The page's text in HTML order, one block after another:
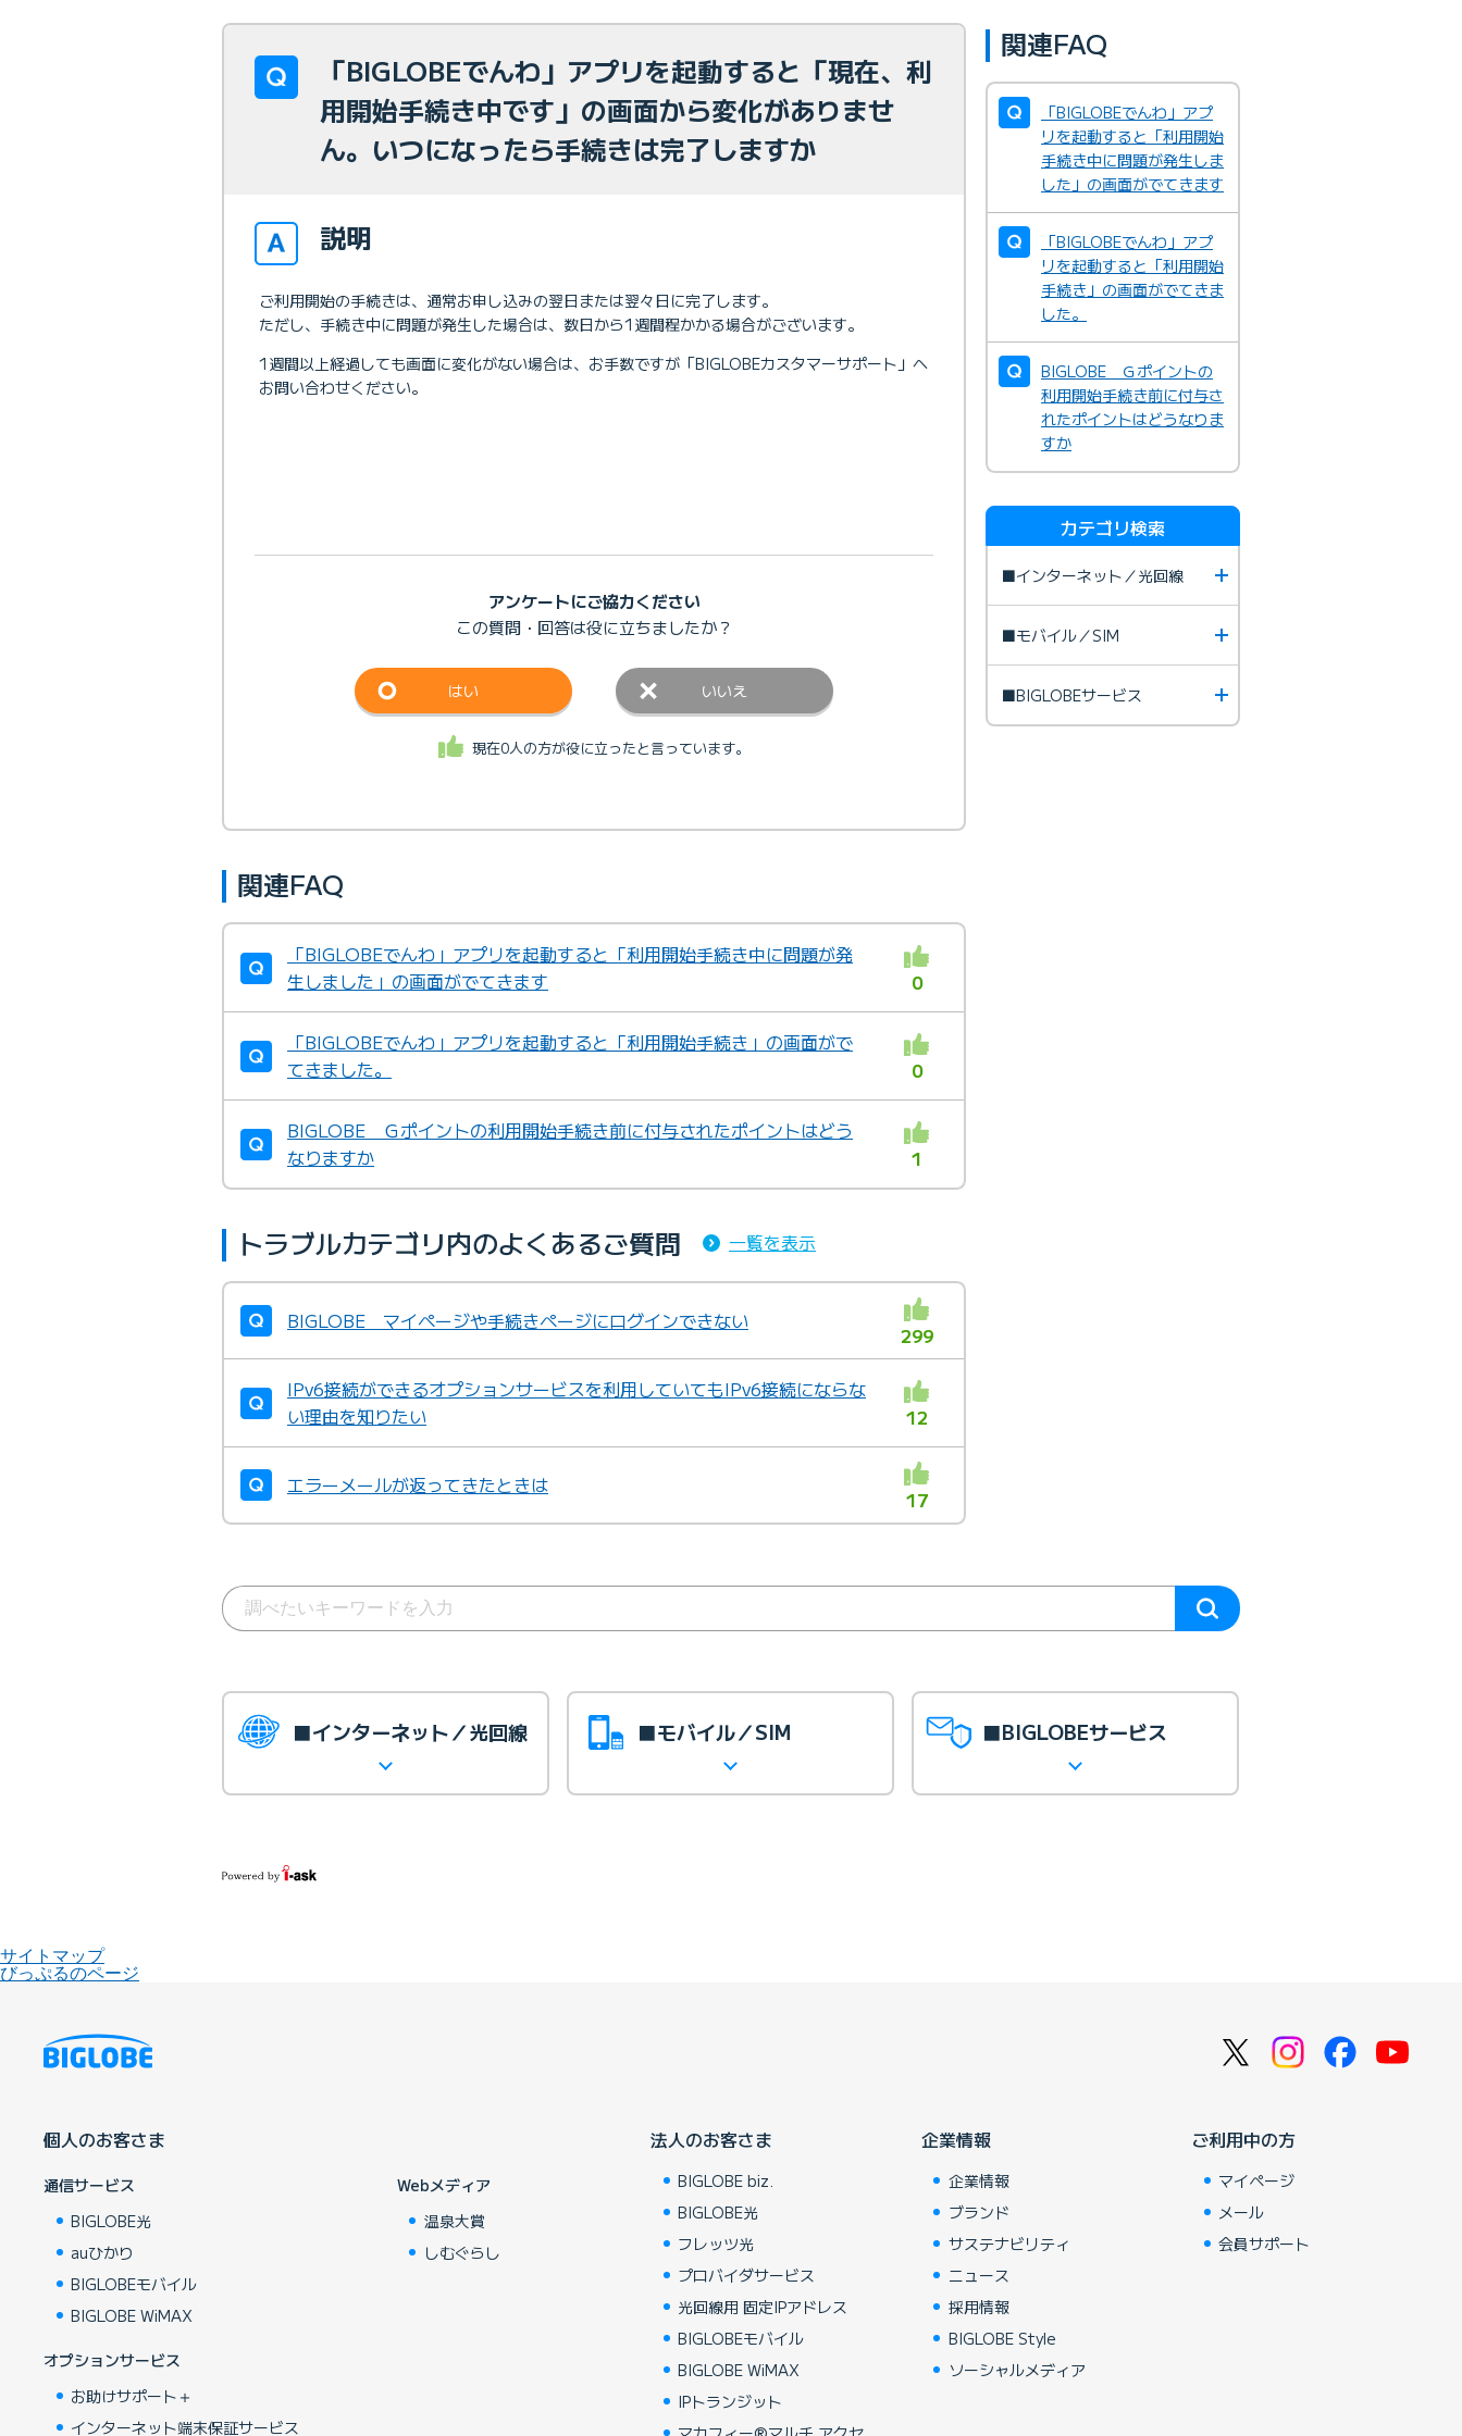
「BIGLOBEでんわ」アプリを起動すると「現在、利
用開始手続き中です」の画面から変化がありませ
ん。いつになったら手続きは完了しますか
説明
ご利用開始の手続きは、通常お申し込みの翌日または翌々日に完了します。
ただし、手続き中に問題が発生した場合は、数日から1週間程かかる場合がございます。
1週間以上経過しても画面に変化がない場合は、お手数ですが「BIGLOBEカスタマーサポート」へ
お問い合わせください。
アンケートにご協力ください
この質問・回答は役に立ちましたか？
はい いいえ
現在0人の方が役に立ったと言っています。
関連FAQ
「BIGLOBEでんわ」アプリを起動すると「利用開始手続き中に問題が発
生しました」の画面がでてきます
0
「BIGLOBEでんわ」アプリを起動すると「利用開始手続き」の画面がで
てきました。
0
BIGLOBE Ｇポイントの利用開始手続き前に付与されたポイントはどう
なりますか
1
トラブルカテゴリ内のよくあるご質問 一覧を表示
BIGLOBE マイページや手続きページにログインできない
299
IPv6接続ができるオプションサービスを利用していてもIPv6接続にならな
い理由を知りたい
12
エラーメールが返ってきたときは
17
関連FAQ
「BIGLOBEでんわ」アプ
リを起動すると「利用開始
手続き中に問題が発生しま
した」の画面がでてきます
「BIGLOBEでんわ」アプ
リを起動すると「利用開始
手続き」の画面がでてきま
した。
BIGLOBE Ｇポイントの
利用開始手続き前に付与さ
れたポイントはどうなりま
すか
カテゴリ検索
■インターネット／光回線
■モバイル／SIM
■BIGLOBEサービス
■インターネット／光回線 ■モバイル／SIM ■BIGLOBEサービス
サイトマップ
びっぷるのページ
個人のお客さま
通信サービス
BIGLOBE光
auひかり
BIGLOBEモバイル
BIGLOBE WiMAX
オプションサービス
お助けサポート＋
インターネット端末保証サービス
Webメディア
温泉大賞
しむぐらし
法人のお客さま
BIGLOBE biz.
BIGLOBE光
フレッツ光
プロバイダサービス
光回線用 固定IPアドレス
BIGLOBEモバイル
BIGLOBE WiMAX
IPトランジット
企業情報
企業情報
ブランド
サステナビリティ
ニュース
採用情報
BIGLOBE Style
ソーシャルメディア
ご利用中の方
マイページ
メール
会員サポート